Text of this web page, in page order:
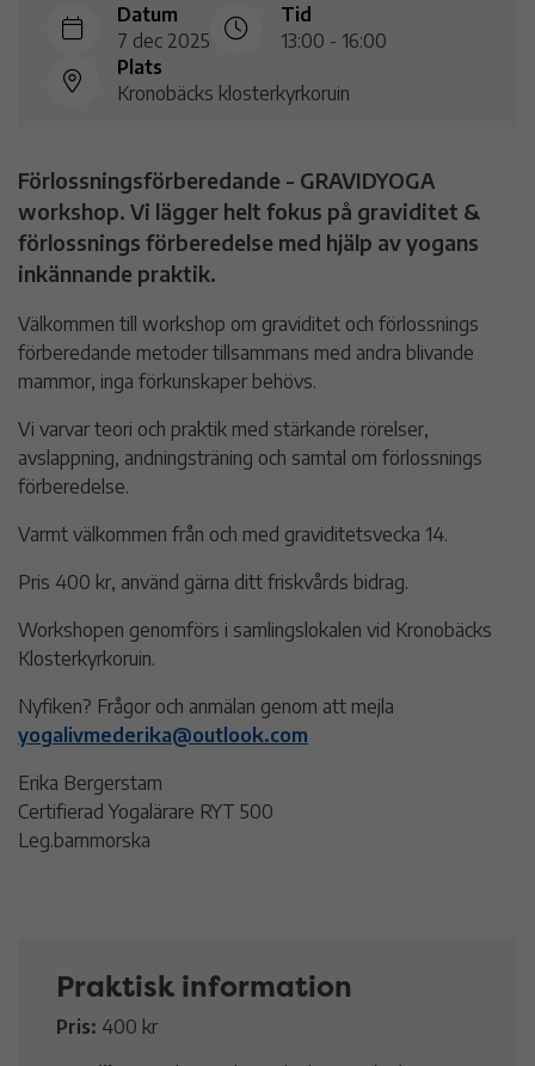
Datum
7 dec 2025
Tid
13:00 - 16:00
Plats
Kronobäcks klosterkyrkoruin
Förlossningsförberedande - GRAVIDYOGA
workshop. Vi lägger helt fokus på graviditet &
förlossnings förberedelse med hjälp av yogans
inkännande praktik.
Välkommen till workshop om graviditet och förlossnings
förberedande metoder tillsammans med andra blivande
mammor, inga förkunskaper behövs.
Vi varvar teori och praktik med stärkande rörelser,
avslappning, andningsträning och samtal om förlossnings
förberedelse.
Varmt välkommen från och med graviditetsvecka 14.
Pris 400 kr, använd gärna ditt friskvårds bidrag.
Workshopen genomförs i samlingslokalen vid Kronobäcks
Klosterkyrkoruin.
Nyfiken? Frågor och anmälan genom att mejla
yogalivmederika@outlook.com
Erika Bergerstam
Certifierad Yogalärare RYT 500
Leg.barnmorska
Praktisk information
Pris: 400 kr